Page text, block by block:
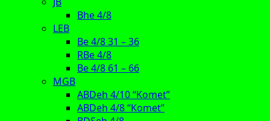
Bhe 4/8
LEB
Be 4/8 31 – 36
RBe 4/8
Be 4/8 61 – 66
MGB
ABDeh 4/10 “Komet”
ABDeh 4/8 “Komet”